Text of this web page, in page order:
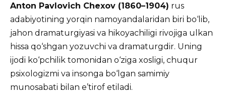
Anton Pavlovich Chexov (1860–1904) rus
adabiyotining yorqin namoyandalaridan biri bo‘lib,
jahon dramaturgiyasi va hikoyachiligi rivojiga ulkan
hissa qo‘shgan yozuvchi va dramaturgdir. Uning
ijodi ko‘pchilik tomonidan o‘ziga xosligi, chuqur
psixologizmi va insonga bo‘lgan samimiy
munosabati bilan e’tirof etiladi.